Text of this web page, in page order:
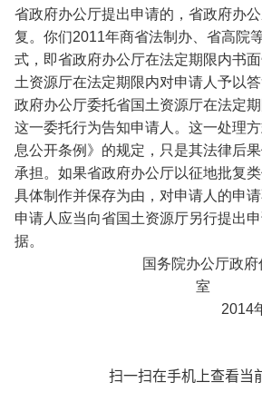
省政府办公厅提出申请的，省政府办
复。你们2011年商省法制办、省高院
式，即省政府办公厅在法定期限内书
土资源厅在法定期限内对申请人予以
政府办公厅委托省国土资源厅在法定
这一委托行为告知申请人。这一处理
息公开条例》的规定，只是其法律后
承担。如果省政府办公厅以征地批复
具体制作并保存为由，对申请人的申
申请人应当向省国土资源厅另行提出
据。
国务院办公厅政府信息
室
2014年9
扫一扫在手机上查看当